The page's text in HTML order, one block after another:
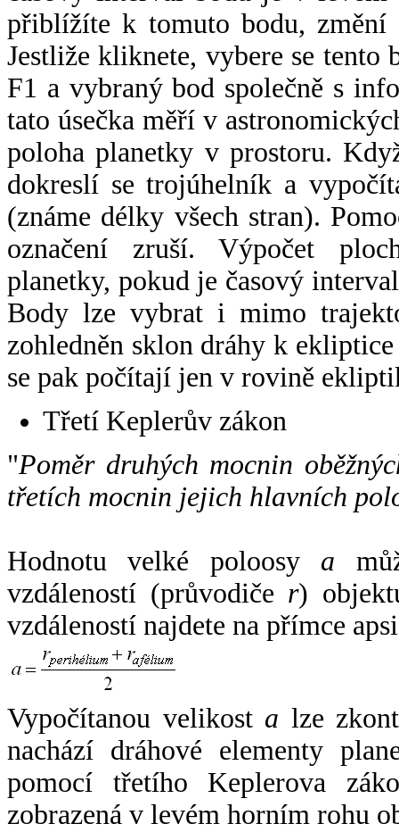
přiblížíte k tomuto bodu,
Jestliže kliknete, vybere se tento
F1 a vybraný bod společně s
tato úsečka měří v
poloha planetky v prostoru.
dokreslí se trojúhelník a
(známe délky všech stran).
označení zruší. Výpočet
planetky, pokud je časový
Body lze vybrat i mimo
zohledněn sklon dráhy k
se pak počítají jen v rovině
Třetí Keplerův zákon
"Poměr druhých mocnin
třetích mocnin jejich hlavních
Hodnotu velké poloosy a
vzdáleností (průvodiče r)
vzdáleností najdete na přímce
Vypočítanou velikost a lze
nachází dráhové elementy
pomocí třetího Keplerova
zobrazená v levém horním rohu